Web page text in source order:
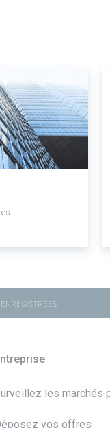
les marchés
vos offres